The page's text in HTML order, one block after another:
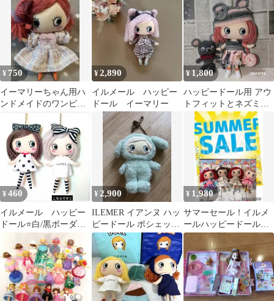
¥ 750
イーマリーちゃん用ハ
ンドメイドのワンピー
ス ハッピードール
¥2,890
イルメール ハッピー
ドール イーマリー
¥1,800
ハッピードール用 アウ
トフィットとネズミち
ゃん❀イーマリー イ
ルメール
¥ 460
イルメール ハッピー
ドール⭐️白/黒ボーダー
ソックス(右)
¥2,900
ILEMER イアンヌ ハッ
ピードール ポシェット
ぬいぐるみ
¥ 1,980
サマーセール！イルメ
ールハッピードールお
洋服お買い得セット 9